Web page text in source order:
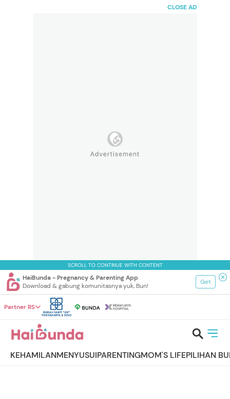
CLOSE AD
SCROLL TO CONTINUE WITH CONTENT
HaiBunda - Pregnancy & Parenting App
Download & gabung komunitasnya yuk, Bun!
Get
Partner RS
KEHAMILANMENYUSUIPARENTINGMOM'S LIFEPILIHAN